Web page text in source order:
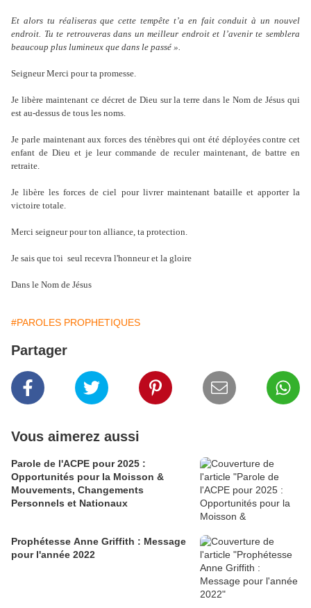
Et alors tu réaliseras que cette tempête t’a en fait conduit à un nouvel
endroit. Tu te retrouveras dans un meilleur endroit et l’avenir te semblera
beaucoup plus lumineux que dans le passé ».
Seigneur Merci pour ta promesse.
Je libère maintenant ce décret de Dieu sur la terre dans le Nom de Jésus qui
est au-dessus de tous les noms.
Je parle maintenant aux forces des ténèbres qui ont été déployées contre cet
enfant de Dieu et je leur commande de reculer maintenant, de battre en
retraite.
Je libère les forces de ciel pour livrer maintenant bataille et apporter la
victoire totale.
Merci seigneur pour ton alliance, ta protection.
Je sais que toi seul recevra l'honneur et la gloire
Dans le Nom de Jésus
#PAROLES PROPHETIQUES
Partager
Vous aimerez aussi
Parole de l'ACPE pour 2025 :
Opportunités pour la Moisson &
Mouvements, Changements
Personnels et Nationaux
Prophétesse Anne Griffith : Message
pour l'année 2022